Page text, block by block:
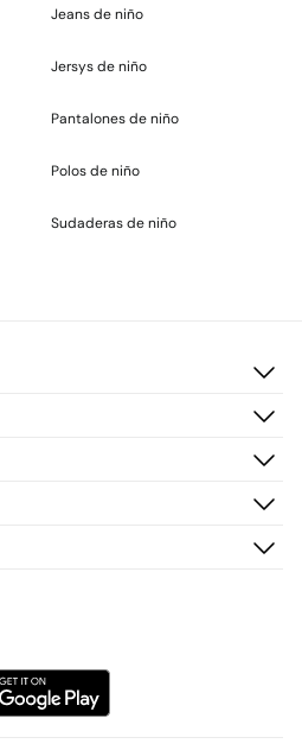
Jeans de niño
Jersys de niño
Pantalones de niño
Polos de niño
Sudaderas de niño